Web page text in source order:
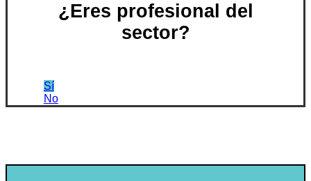
¿Eres profesional del
sector?
Sí
No